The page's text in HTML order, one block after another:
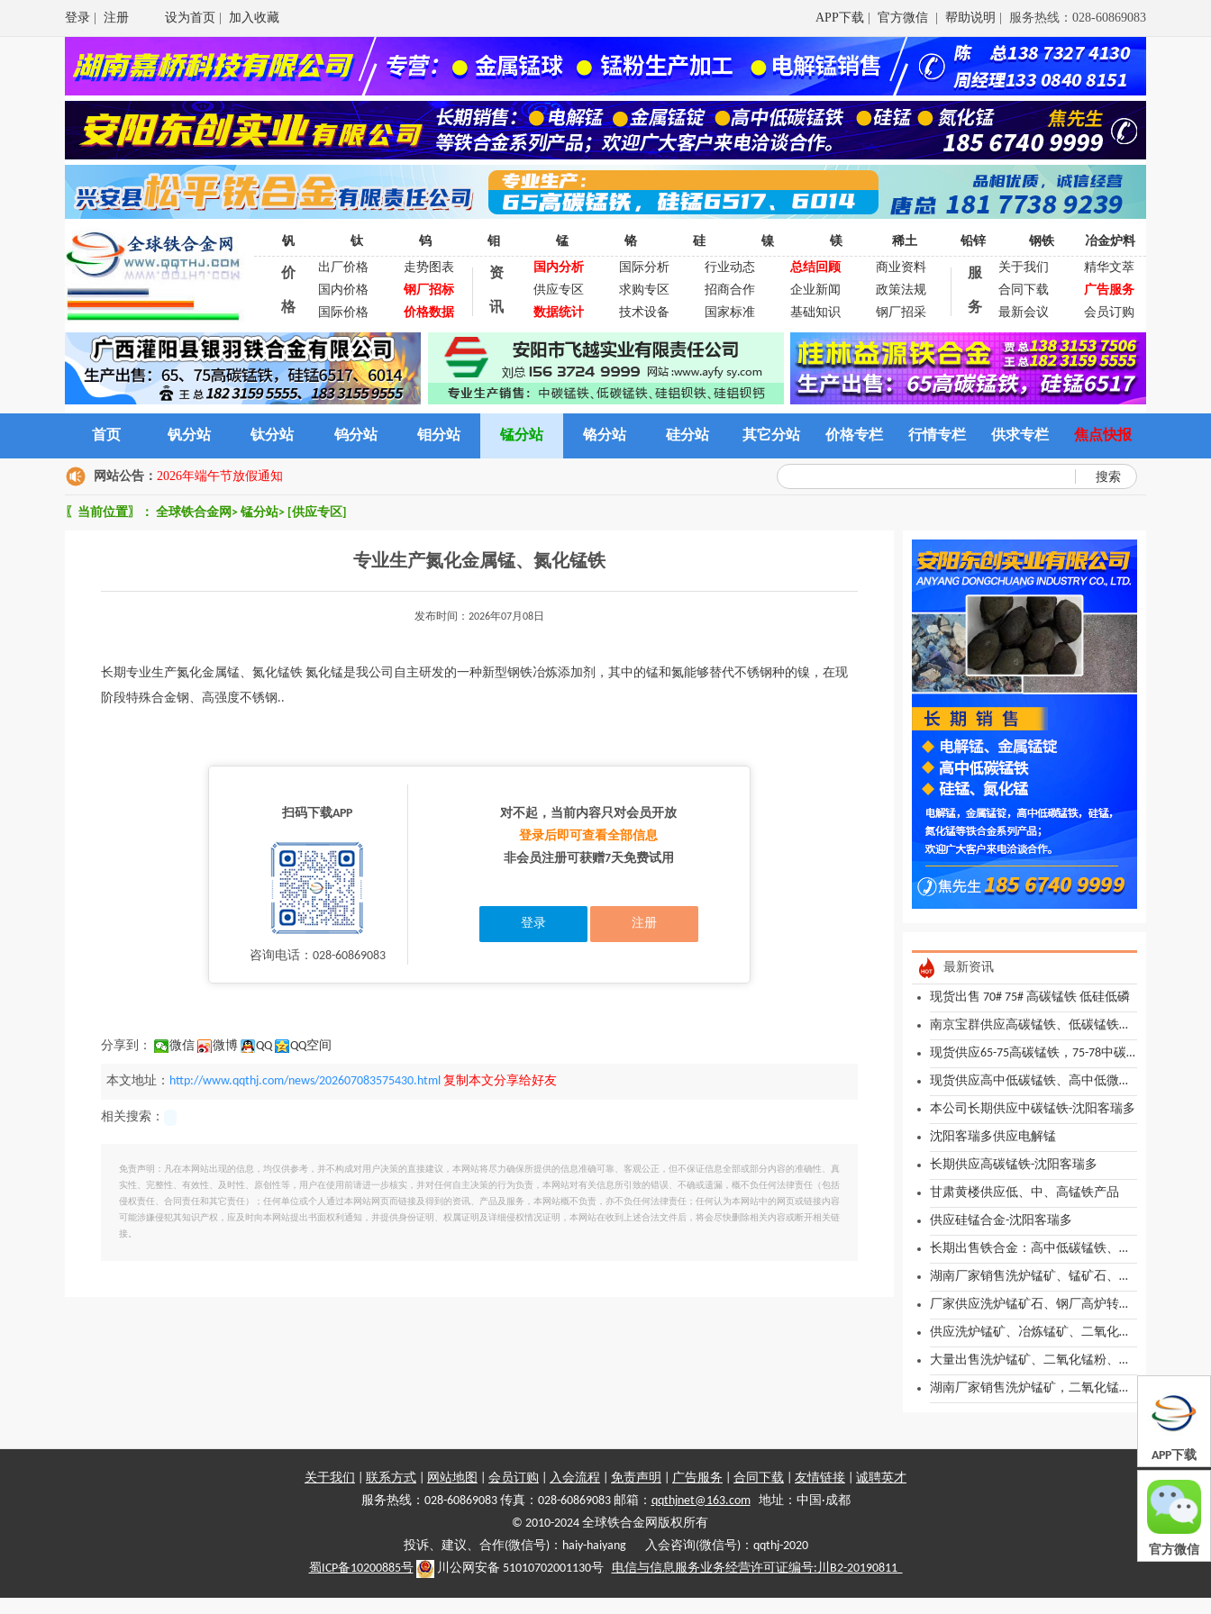
登录 注册 设为首页 加入收藏 APP下载 官方微信 帮助说明 | 服务热线：028-60869083
钒 钛 钨 钼 锰 铬 硅 镍 镁 稀土 铅锌 钢铁 冶金炉料
价
格
出厂价格
走势图表
国内价格
钢厂招标
国际价格
价格数据
资
讯
国内分析 国际分析 行业动态 总结回顾
商业资料
供应专区
求购专区 招商合作 企业新闻
政策法规
数据统计
技术设备 国家标准 基础知识 钢厂招采
服
务
关于我们
精华文萃
合同下载
广告服务
最新会议
会员订购
首页 钒分站 钛分站 钨分站 钼分站 锰分站 铬分站 硅分站 其它分站 价格专栏 行情专栏 供求专栏 焦点快报
网站公告： 2026年端午节放假通知 搜索
〖当前位置〗： 全球铁合金网 > 锰分站> [供应专区]
专业生产氮化金属锰、氮化锰铁
发布时间：2026年07月08日
长期专业生产氮化金属锰、氮化锰铁 氮化锰是我公司自主研发的一种新型钢铁冶炼添加剂，其中的锰和氮能够替代不锈钢种的镍，在现
阶段特殊合金钢、高强度不锈钢..
扫码下载APP
咨询电话：028-60869083
对不起，当前内容只对会员开放
登录后即可查看全部信息
非会员注册可获赠7天免费试用
登录 注册
分享到： 微信 微博 QQ QQ空间
本文地址： http://www.qqthj.com/news/202607083575430.html 复制本文分享给好友
相关搜索：
免责声明：凡在本网站出现的信息，均仅供参考，并不构成对用户决策的直接建议，本网站将尽力确保所提供的信息准确可靠、客观公正，但不保证信息全部或部分内容的准确性、真
实性、完整性、有效性、及时性、原创性等，用户在使用前请进一步核实，并对任何自主决策的行为负责，本网站对有关信息所引致的错误、不确或遗漏，概不负任何法律责任（包括
侵权责任、合同责任和其它责任）；任何单位或个人通过本网站网页而链接及得到的资讯、产品及服务，本网站概不负责，亦不负任何法律责任；任何认为本网站中的网页或链接内容
可能涉嫌侵犯其知识产权，应及时向本网站提出书面权利通知，并提供身份证明、权属证明及详细侵权情况证明，本网站在收到上述合法文件后，将会尽快删除相关内容或断开相关链
接。
最新资讯
现货出售 70# 75# 高碳锰铁 低硅低磷
南京宝群供应高碳锰铁、低碳锰铁、高中低微碳铬铁、硼铁
现货供应65-75高碳锰铁，75-78中碳锰铁
现货供应高中低碳锰铁、高中低微碳铬铁、硼铁、硅铁、稀土硅等
本公司长期供应中碳锰铁-沈阳客瑞多
沈阳客瑞多供应电解锰
长期供应高碳锰铁-沈阳客瑞多
甘肃黄楼供应低、中、高锰铁产品
供应硅锰合金-沈阳客瑞多
长期出售铁合金：高中低碳锰铁、电解锰、硅锰、金属锰
湖南厂家销售洗炉锰矿、锰矿石、锰粉、二氧化锰粉
厂家供应洗炉锰矿石、钢厂高炉转炉炉料、高铁锰矿石
供应洗炉锰矿、冶炼锰矿、二氧化锰粉、锰矿粉、金属锰
大量出售洗炉锰矿、二氧化锰粉、金属锰、电解锰、锰粉
湖南厂家销售洗炉锰矿，二氧化锰粉，锰砂，电解锰，金属锰
关于我们 联系方式 网站地图 会员订购 入会流程 免责声明 广告服务 合同下载 友情链接
诚聘英才
服务热线：028-60869083 传真：028-60869083 邮箱： qqthjnet@163.com地址：中国·成都
© 2010-2024 全球铁合金网版权所有
投诉、建议、合作(微信号)：haiy-haiyang 入会咨询(微信号)：qqthj-2020
蜀ICP备10200885号
川公网安备 51010702001130号 电信与信息服务业务经营许可证编号:川B2-20190811
APP下载
官方微信